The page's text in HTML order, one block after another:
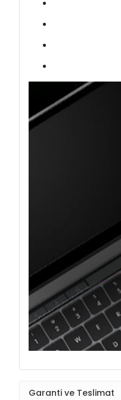
Garanti ve Teslimat